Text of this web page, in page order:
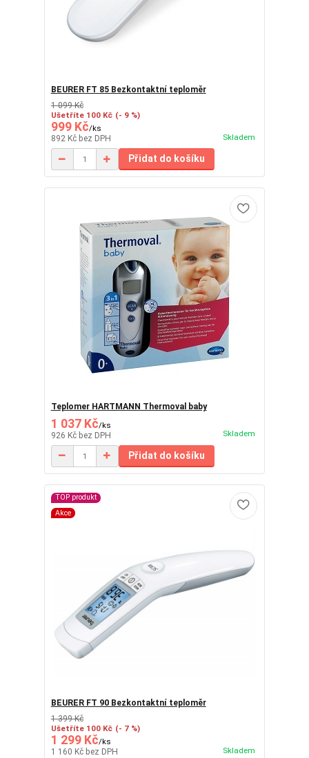
BEURER FT 85 Bezkontaktní teploměr
1 099 Kč
Ušetříte 100 Kč (- 9 %)
999 Kč/ks
892 Kč bez DPH Skladem
Přidat do košíku
Teplomer HARTMANN Thermoval baby
1 037 Kč/ks
926 Kč bez DPH Skladem
Přidat do košíku
TOP produkt
Akce
BEURER FT 90 Bezkontaktní teploměr
1 399 Kč
Ušetříte 100 Kč (- 7 %)
1 299 Kč/ks
1 160 Kč bez DPH Skladem